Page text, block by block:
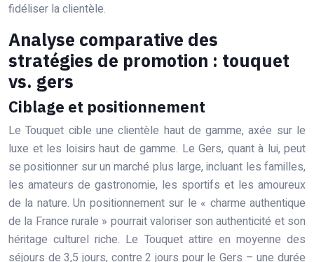
fidéliser la clientèle.
Analyse comparative des
stratégies de promotion : touquet
vs. gers
Ciblage et positionnement
Le Touquet cible une clientèle haut de gamme, axée sur le
luxe et les loisirs haut de gamme. Le Gers, quant à lui, peut
se positionner sur un marché plus large, incluant les familles,
les amateurs de gastronomie, les sportifs et les amoureux
de la nature. Un positionnement sur le « charme authentique
de la France rurale » pourrait valoriser son authenticité et son
héritage culturel riche. Le Touquet attire en moyenne des
séjours de 3,5 jours, contre 2 jours pour le Gers – une durée